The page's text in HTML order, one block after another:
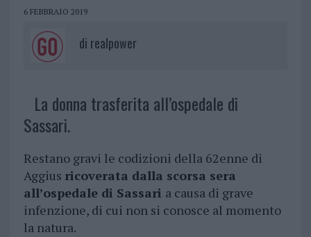
6 FEBBRAIO 2019
di realpower
La donna trasferita all’ospedale di
Sassari.
Restano gravi le codizioni della 62enne di
Aggius ricoverata dalla scorsa sera
all’ospedale di Sassari a causa di grave
infenzione, di cui non si conosce al momento
la natura.